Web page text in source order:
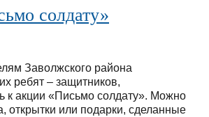
солдату»
Заволжского района
ребят – защитников,
к акции «Письмо солдату». Можно
открытки или подарки, сделанные